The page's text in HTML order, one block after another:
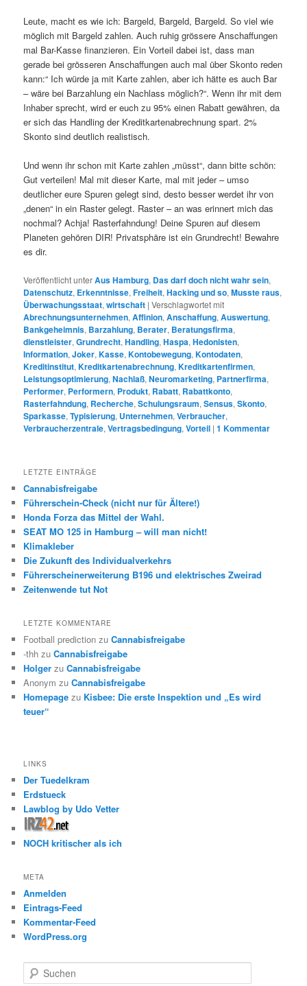
Leute, macht es wie ich: Bargeld, Bargeld, Bargeld. So viel wie
möglich mit Bargeld zahlen. Auch ruhig grössere Anschaffungen
mal Bar-Kasse finanzieren. Ein Vorteil dabei ist, dass man
gerade bei grösseren Anschaffungen auch mal über Skonto reden
kann:“ Ich würde ja mit Karte zahlen, aber ich hätte es auch Bar
– wäre bei Barzahlung ein Nachlass möglich?“. Wenn ihr mit dem
Inhaber sprecht, wird er euch zu 95% einen Rabatt gewähren, da
er sich das Handling der Kreditkartenabrechnung spart. 2%
Skonto sind deutlich realistisch.
Und wenn ihr schon mit Karte zahlen „müsst“, dann bitte schön:
Gut verteilen! Mal mit dieser Karte, mal mit jeder – umso
deutlicher eure Spuren gelegt sind, desto besser werdet ihr von
„denen“ in ein Raster gelegt. Raster – an was erinnert mich das
nochmal? Achja! Rasterfahndung! Deine Spuren auf diesem
Planeten gehören DIR! Privatsphäre ist ein Grundrecht! Bewahre
es dir.
Veröffentlicht unterAus Hamburg, Das darf doch nicht wahr sein,
Datenschutz, Erkenntnisse,Freiheit,Hacking und so,Musste raus,
Überwachungsstaat,wirtschaft |Verschlagwortet mit
Abrechnungsunternehmen,Affinion,Anschaffung,Auswertung,
Bankgeheimnis, Barzahlung, Berater, Beratungsfirma,
dienstleister,Grundrecht,Handling,Haspa,Hedonisten,
Information,Joker,Kasse,Kontobewegung,Kontodaten,
Kreditinstitut,Kreditkartenabrechnung,Kreditkartenfirmen,
Leistungsoptimierung,Nachlaß,Neuromarketing, Partnerfirma,
Performer, Performern, Produkt, Rabatt, Rabattkonto,
Rasterfahndung, Recherche,Schulungsraum,Sensus,Skonto,
Sparkasse,Typisierung, Unternehmen,Verbraucher,
Verbraucherzentrale,Vertragsbedingung,Vorteil |1 Kommentar
LETZTE EINTRÄGE
Cannabisfreigabe
Führerschein-Check (nicht nur für Ältere!)
Honda Forza das Mittel der Wahl.
SEAT MO 125 in Hamburg – will man nicht!
Klimakleber
Die Zukunft des Individualverkehrs
Führerscheinerweiterung B196 und elektrisches Zweirad
Zeitenwende tut Not
LETZTE KOMMENTARE
Football prediction zuCannabisfreigabe
-thh zuCannabisfreigabe
Holger zuCannabisfreigabe
Anonym zuCannabisfreigabe
Homepage zu Kisbee: Die erste Inspektion und „Es wird
teuer“
LINKS
Der Tuedelkram
Erdstueck
Lawblog by Udo Vetter
NOCH kritischer als ich
META
Anmelden
Eintrags-Feed
Kommentar-Feed
WordPress.org
u